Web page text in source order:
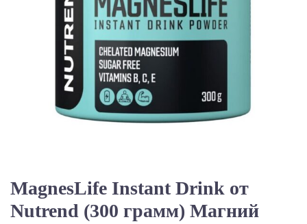
MagnesLife Instant Drink от
Nutrend (300 грамм) Магний